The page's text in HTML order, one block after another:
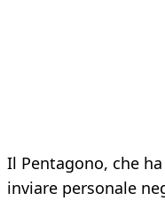
Il Pentagono, che
inviare personale